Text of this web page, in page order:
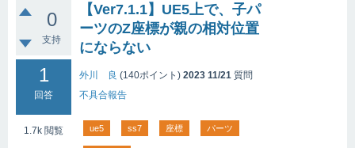
0
支持
1
回答
1.7k 閲覧
【Ver7.1.1】UE5上で、子パ
ーツのZ座標が親の相対位置
にならない
外川 良 (140ポイント) 2023 11/21 質問
不具合報告
ue5 ss7 座標 パーツ